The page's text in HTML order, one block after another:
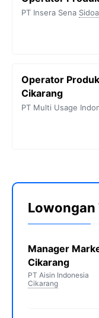
PT Insera Sena
Operator
Cikarang
PT Multi Usage
Lowongan
Manager
Cikarang
PT Aisin Indonesia
Cikarang